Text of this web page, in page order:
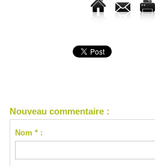
Nouveau commentaire :
Nom * :